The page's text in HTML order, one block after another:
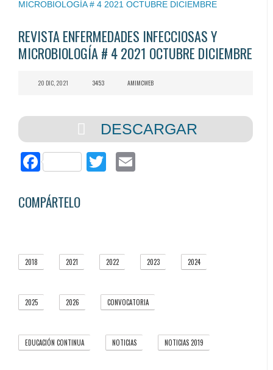
REVISTA ENFERMEDADES INFECCIOSAS Y
MICROBIOLOGÍA # 4 2021 OCTUBRE DICIEMBRE
20 DIC, 2021 3453 AMIMCWEB
DESCARGAR
FacebookTwitter
COMPÁRTELO
2018 2021 2022 2023 2024
2025 2026 CONVOCATORIA
EDUCACIÓN CONTINUA NOTICIAS NOTICIAS 2019